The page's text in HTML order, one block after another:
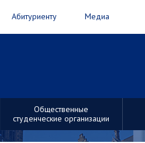
Абитуриенту Медиа
Общественные
студенческие организации